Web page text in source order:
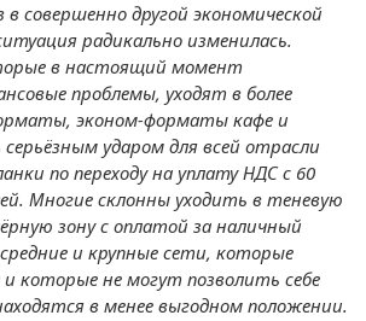
в совершенно другой экономической
радикально изменилась.
в настоящий момент
проблемы, уходят в более
эконом-форматы кафе и
ударом для всей отрасли
по переходу на уплату НДС с 60
Многие склонны уходить в теневую
зону с оплатой за наличный
и крупные сети, которые
которые не могут позволить себе
в менее выгодном положении.